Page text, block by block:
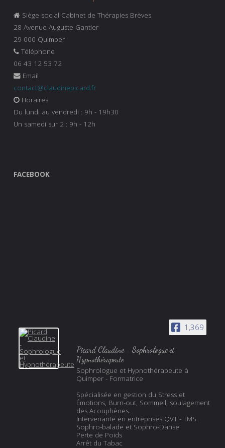
Siège social Cabinet de Thérapies Brèves
28 Avenue Auguste Gantier
29 000 Quimper
Téléphone
06 43 12 53 72
Email
contact@claudinepicard.fr
Horaires
Du lundi au vendredi : 9h - 19h30
Un samedi sur 2 : 9h - 12h
FACEBOOK
1,369
Picard Claudine - Sophrologue et
Hypnothérapeute
Sophrologue et Hypnothérapeute à
Quimper - Formatrice
Spécialisée en gestion du Stress et
Émotions, Burn-out, Sommeil, soulagement
des Acouphènes.
Intervenante en entreprises QVT - TMS.
Sophro-balade et Sophro-Danse
Perte de Poids
Arrêt du Tabac